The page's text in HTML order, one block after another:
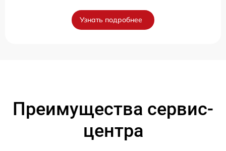
Узнать подробнее
Преимущества сервис-
центра